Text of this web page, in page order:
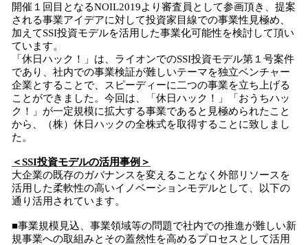
開催１回目となるNOIL2019より審査員として参画頂き、提案
される事業アイデアに対して投資家目線での事業性見極め、
加えてSSI投資モデルを活用した事業化可能性を検討して頂い
ています。
「休日ハック！」は、ライオンでのSSI投資モデル第１号案件
であり、社内での事業検証が難しいテーマを独立ベンチャー
企業とすることで、スピーディーに二つの事業を立ち上げる
ことができました。今回は、「休日ハック！」「おうちハッ
ク！」が一定規模に拡大する事業であると見極められたこと
から、（株）休日ハックの全株式を取得することに致しまし
た。
＜SSI投資モデルの活用事例＞
大企業の既存のガバナンスを変えることなく外部リソースを
活用した柔軟性の高いイノベーションモデルとして、以下の
通り活用されています。
■事業規模見込、事業領域等の問題で社内での推進が難しい新
規事業への取組みとその蓋然性を高めるプロセスとして活用